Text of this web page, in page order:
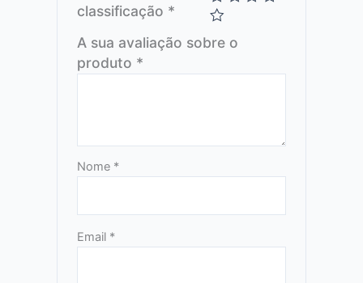
classificação *
A sua avaliação sobre o
produto *
Nome *
Email *